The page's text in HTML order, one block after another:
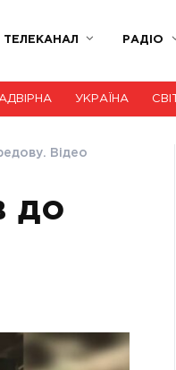
ТЕЛЕКАНАЛ РАДІО
УКРАЇНА СВІТ
Відео
до